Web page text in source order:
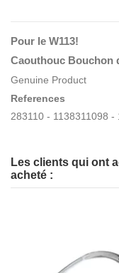
Pour le W113!
Caouthouc Bouchon
Genuine Product
References
283110 - 1138311098 -
Les clients qui ont
acheté :